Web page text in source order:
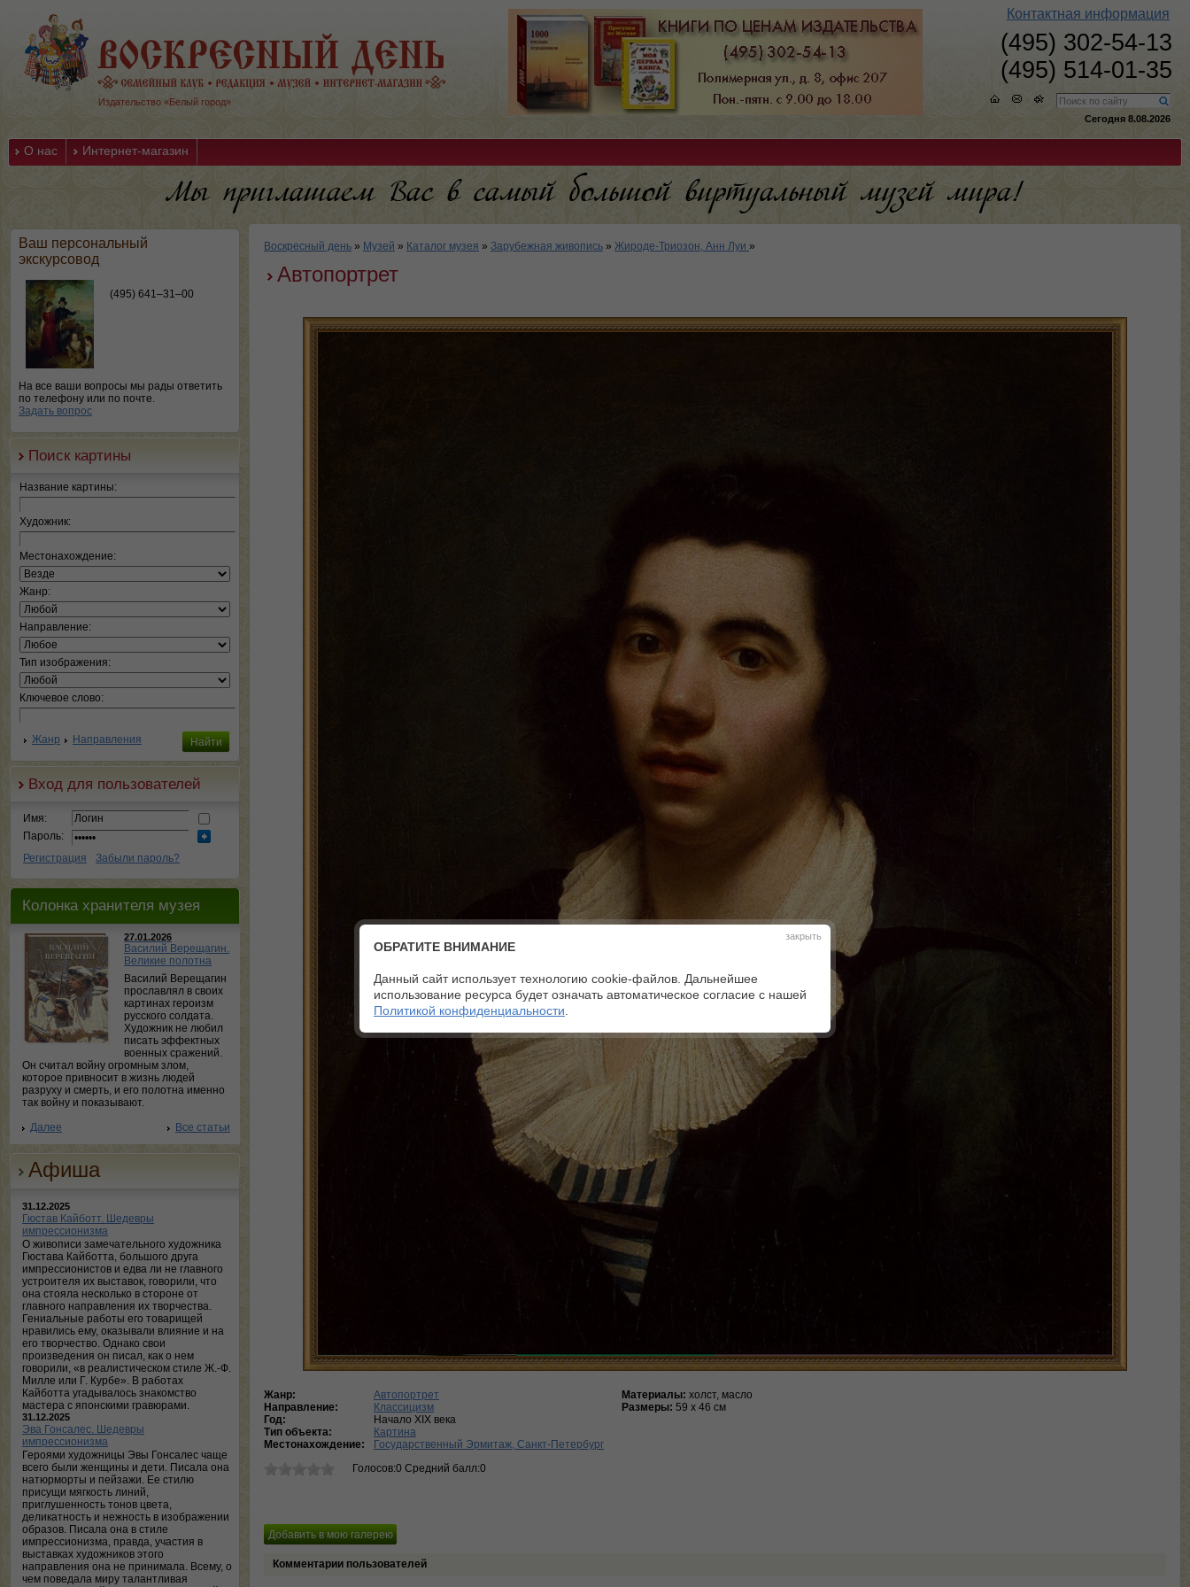
Издательство «Белый город»
Контактная информация
(495) 302-54-13
(495) 514-01-35
Сегодня 8.08.2026
О нас Интернет-магазин
Ваш персональный
экскурсовод
(495) 641–31–00
На все ваши вопросы мы рады ответить
по телефону или по почте.
Задать вопрос
Поиск картины
Название картины:
Художник:
Местонахождение:
Жанр:
Направление:
Тип изображения:
Ключевое слово:
Жанр Направления
Вход для пользователей
Имя:
Пароль:
Регистрация
Забыли пароль?
Колонка хранителя музея
27.01.2026
Василий Верещагин.
Великие полотна
Василий Верещагин
прославлял в своих
картинах героизм
русского солдата.
Художник не любил
писать эффектных
военных сражений.
Он считал войну огромным злом,
которое привносит в жизнь людей
разруху и смерть, и его полотна именно
так войну и показывают.
Далее
Все статьи
Афиша
31.12.2025
Гюстав Кайботт. Шедевры
импрессионизма
О живописи замечательного художника
Гюстава Кайботта, большого друга
импрессионистов и едва ли не главного
устроителя их выставок, говорили, что
она стояла несколько в стороне от
главного направления их творчества.
Гениальные работы его товарищей
нравились ему, оказывали влияние и на
его творчество. Однако свои
произведения он писал, как о нем
говорили, «в реалистическом стиле Ж.-Ф.
Милле или Г. Курбе». В работах
Кайботта угадывалось знакомство
мастера с японскими гравюрами.
31.12.2025
Эва Гонсалес. Шедевры
импрессионизма
Героями художницы Эвы Гонсалес чаще
всего были женщины и дети. Писала она
натюрморты и пейзажи. Ее стилю
присущи мягкость линий,
приглушенность тонов цвета,
деликатность и нежность в изображении
образов. Писала она в стиле
импрессионизма, правда, участия в
выставках художников этого
направления она не принимала. Всему, о
чем поведала миру талантливая
Воскресный день » Музей » Каталог музея » Зарубежная живопись » Жироде-Триозон, Анн Луи »
Автопортрет
Жанр:
Автопортрет
Направление:
Классицизм
Год:
Начало XIX века
Тип объекта:
Картина
Местонахождение:
Государственный Эрмитаж, Санкт-Петербург
Голосов:0 Средний балл:0
Материалы: холст, масло
Размеры: 59 x 46 см
Комментарии пользователей
закрыть
ОБРАТИТЕ ВНИМАНИЕ
Данный сайт использует технологию cookie-файлов. Дальнейшее
использование ресурса будет означать автоматическое согласие с нашей
Политикой конфиденциальности